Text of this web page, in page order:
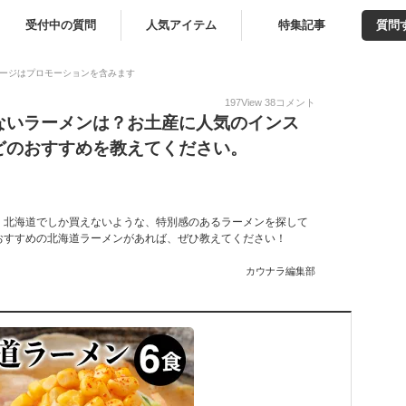
受付中の質問 人気アイテム 特集記事 質問
ジはプロモーションを含みます
197View 38コメント
ラーメンは？お土産に人気のインス
おすすめを教えてください。
海道でしか買えないような、特別感のあるラーメンを探して
すめの北海道ラーメンがあれば、ぜひ教えてください！
カウナラ編集部